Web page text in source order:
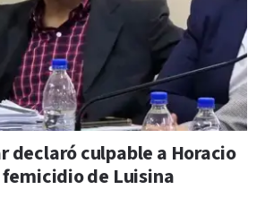
declaró culpable a Horacio
de Luisina